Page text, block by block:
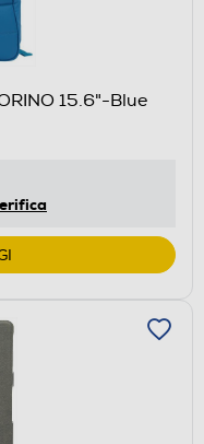
15.6"-Blue